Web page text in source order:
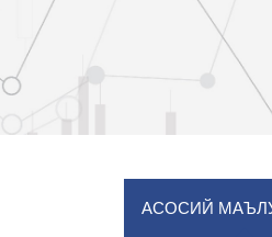
АСОСИЙ